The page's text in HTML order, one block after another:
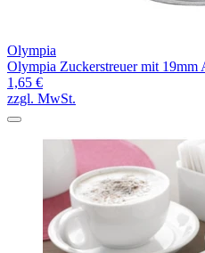
Olympia
Olympia Zuckerstreuer mit 19mm
1,65 €
zzgl. MwSt.